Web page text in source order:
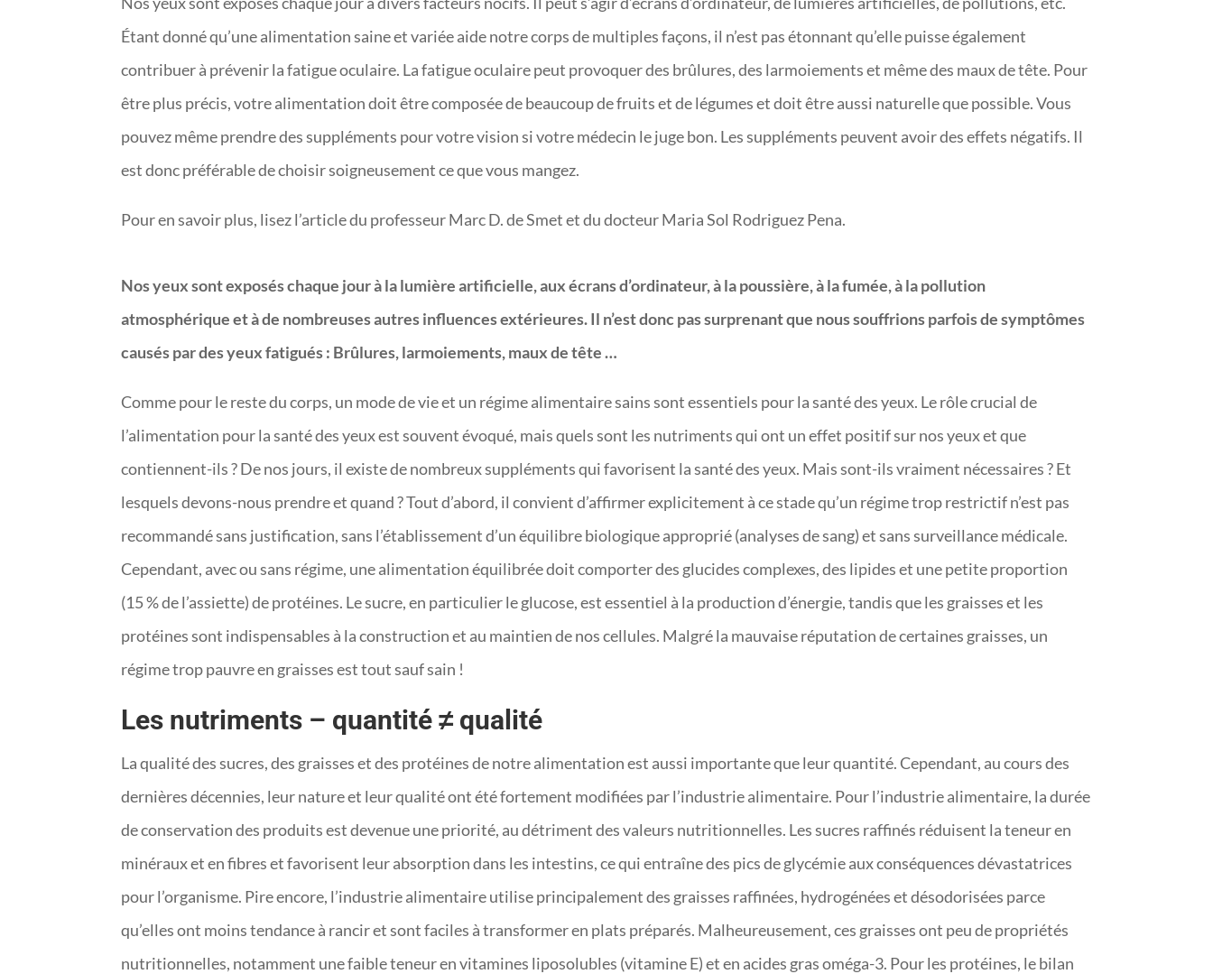
Étant donné qu’une alimentation saine et variée aide notre corps de multiples façons, il n’est pas étonnant qu’elle puisse également
contribuer à prévenir la fatigue oculaire. La fatigue oculaire peut provoquer des brûlures, des larmoiements et même des maux de tête. Pour
être plus précis, votre alimentation doit être composée de beaucoup de fruits et de légumes et doit être aussi naturelle que possible. Vous
pouvez même prendre des suppléments pour votre vision si votre médecin le juge bon. Les suppléments peuvent avoir des effets négatifs. Il
est donc préférable de choisir soigneusement ce que vous mangez.
Pour en savoir plus, lisez l’article du professeur Marc D. de Smet et du docteur Maria Sol Rodriguez Pena.
Nos yeux sont exposés chaque jour à la lumière artificielle, aux écrans d’ordinateur, à la poussière, à la fumée, à la pollution
atmosphérique et à de nombreuses autres influences extérieures. Il n’est donc pas surprenant que nous souffrions parfois de symptômes
causés par des yeux fatigués : Brûlures, larmoiements, maux de tête …
Comme pour le reste du corps, un mode de vie et un régime alimentaire sains sont essentiels pour la santé des yeux. Le rôle crucial de
l’alimentation pour la santé des yeux est souvent évoqué, mais quels sont les nutriments qui ont un effet positif sur nos yeux et que
contiennent-ils ? De nos jours, il existe de nombreux suppléments qui favorisent la santé des yeux. Mais sont-ils vraiment nécessaires ? Et
lesquels devons-nous prendre et quand ? Tout d’abord, il convient d’affirmer explicitement à ce stade qu’un régime trop restrictif n’est pas
recommandé sans justification, sans l’établissement d’un équilibre biologique approprié (analyses de sang) et sans surveillance médicale.
Cependant, avec ou sans régime, une alimentation équilibrée doit comporter des glucides complexes, des lipides et une petite proportion
(15 % de l’assiette) de protéines. Le sucre, en particulier le glucose, est essentiel à la production d’énergie, tandis que les graisses et les
protéines sont indispensables à la construction et au maintien de nos cellules. Malgré la mauvaise réputation de certaines graisses, un
régime trop pauvre en graisses est tout sauf sain !
Les nutriments – quantité ≠ qualité
La qualité des sucres, des graisses et des protéines de notre alimentation est aussi importante que leur quantité. Cependant, au cours des
dernières décennies, leur nature et leur qualité ont été fortement modifiées par l’industrie alimentaire. Pour l’industrie alimentaire, la durée
de conservation des produits est devenue une priorité, au détriment des valeurs nutritionnelles. Les sucres raffinés réduisent la teneur en
minéraux et en fibres et favorisent leur absorption dans les intestins, ce qui entraîne des pics de glycémie aux conséquences dévastatrices
pour l’organisme. Pire encore, l’industrie alimentaire utilise principalement des graisses raffinées, hydrogénées et désodorisées parce
qu’elles ont moins tendance à rancir et sont faciles à transformer en plats préparés. Malheureusement, ces graisses ont peu de propriétés
nutritionnelles, notamment une faible teneur en vitamines liposolubles (vitamine E) et en acides gras oméga-3. Pour les protéines, le bilan